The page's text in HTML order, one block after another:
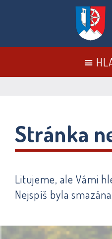
Stránka
Litujeme, ale Vámi
Nejspíš byla smazána.